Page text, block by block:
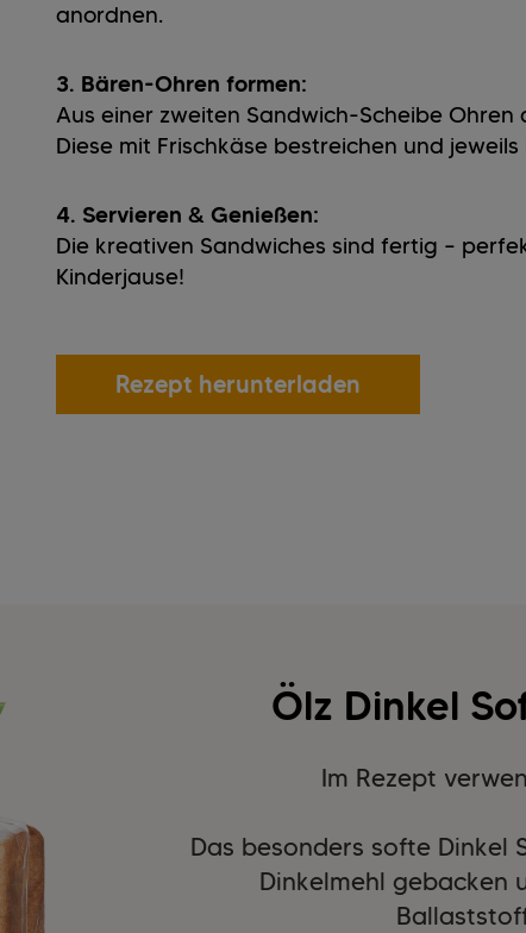
anordnen.
3. Bären-Ohren formen:
Aus einer zweiten Sandwich-Scheibe Ohren
Diese mit Frischkäse bestreichen und
4. Servieren & Genießen:
Die kreativen Sandwiches sind fertig –
Kinderjause!
Rezept herunterladen
Ölz Dinkel
Im Rezept
Das besonders softe Dinkel
Dinkelmehl gebacken